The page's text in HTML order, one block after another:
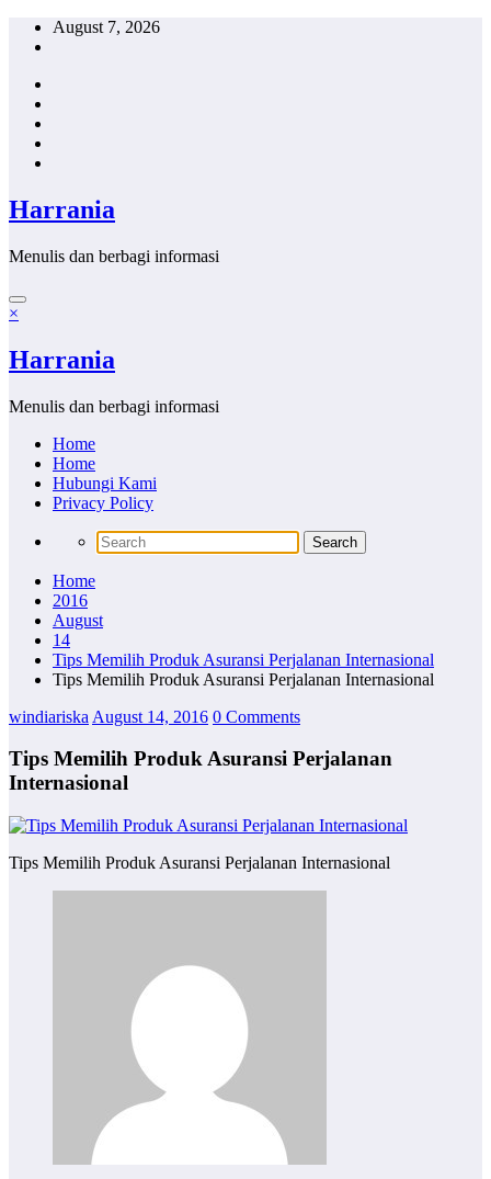
Skip
August 7, 2026
Harrania
Menulis dan berbagi informasi
×
Harrania
Menulis dan berbagi informasi
Home
Home
Hubungi Kami
Privacy Policy
Home
2016
August
14
Tips Memilih Produk Asuransi Perjalanan Internasional
Tips Memilih Produk Asuransi Perjalanan Internasional
windiariska August 14, 2016 0 Comments
Tips Memilih Produk Asuransi Perjalanan
Internasional
Tips Memilih Produk Asuransi Perjalanan Internasional